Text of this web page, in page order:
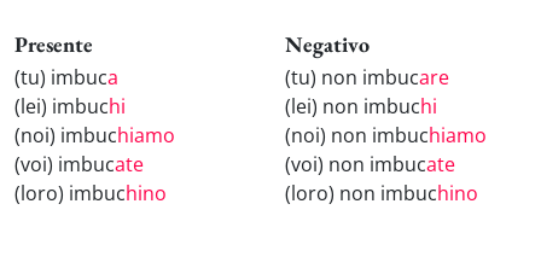
Presente
(tu) imbuca
(lei) imbuchi
(noi) imbuchiamo
(voi) imbucate
(loro) imbuchino
Negativo
(tu) non imbucare
(lei) non imbuchi
(noi) non imbuchiamo
(voi) non imbucate
(loro) non imbuchino